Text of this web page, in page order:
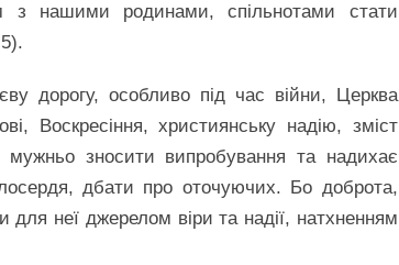
з нашими родинами, спільнотами стати
дорогу, особливо під час війни, Церква
Воскресіння, християнську надію, зміст
зносити випробування та надихає
дбати про оточуючих. Бо доброта,
неї джерелом віри та надії, натхненням